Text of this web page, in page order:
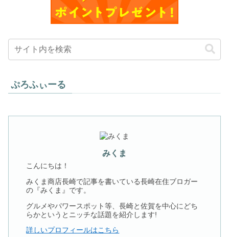
ぷろふぃーる
みくま
こんにちは！
みくま商店長崎で記事を書いている長崎在住ブロガー
の『みくま』です。
グルメやパワースポット等、長崎と佐賀を中心にどち
らかというとニッチな話題を紹介します!
詳しいプロフィールはこちら